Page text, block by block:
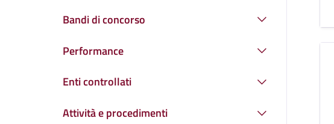
Bandi di concorso
Performance
Enti controllati
Attività e procedimenti